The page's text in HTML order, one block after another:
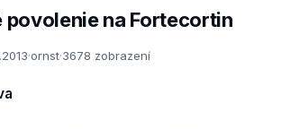
povolenie na Fortecortin
·ornst·3678 zobrazení